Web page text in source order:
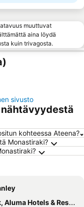
muuttuvat
aina löydä
kuin trivagosta.
sivusto
kohteessa Ateena?
Monastiraki?
Hotels & Resorts